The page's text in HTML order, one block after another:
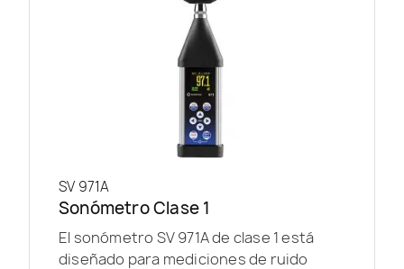
Sonómetro Clase 1
SV 971A
El sonómetro SV 971A de clase 1 está
diseñado para mediciones de ruido